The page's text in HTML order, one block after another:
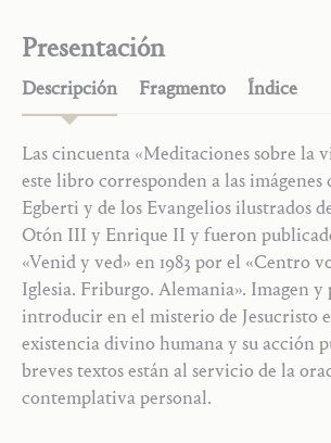
Presentación
Descripción Fragmento Índice
Las cincuenta «Meditaciones sobre la
este libro corresponden a las imágenes
Egberti y de los Evangelios ilustrados
Otón III y Enrique II y fueron
«Venid y ved» en 1983 por el «Centro
Iglesia. Friburgo. Alemania». Imagen y
introducir en el misterio de Jesucristo
existencia divino humana y su acción
breves textos están al servicio de la
contemplativa personal.